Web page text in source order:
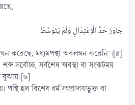
করেছে, মধ্যমপন্থা অবলম্বন করেনি’।[৫]
শব্দ সর্বোচ্চ, সর্বশেষ অবস্থা বা সংকটময়
বুঝায়।[৬]
হল বিশেষ ধর্ম সম্প্রাদায়ভুক্ত বা